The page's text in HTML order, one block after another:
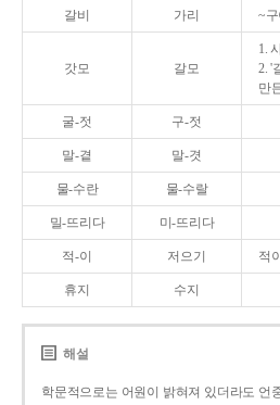
갈비 가리 ~
갓모 갈모
1.
2. '
만
굴-젓 구-젓
말-곁 말-겻
물-수란 물-수랄
밀-뜨리다 미-뜨리다
적-이 저으기 적
휴지 수지
해설
학문적으로는 어원이 밝혀져 있더라도 언